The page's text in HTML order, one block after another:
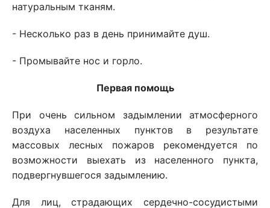
натуральным тканям.
- Несколько раз в день принимайте душ.
- Промывайте нос и горло.
Первая помощь
При очень сильном задымлении атмосферного
воздуха населенных пунктов в результате
массовых лесных пожаров рекомендуется по
возможности выехать из населенного пункта,
подвергнувшегося задымлению.
Для лиц, страдающих сердечно-сосудистыми